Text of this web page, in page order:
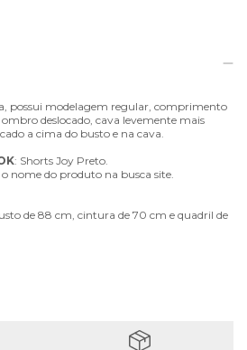
possui modelagem regular, comprimento
deslocado, cava levemente mais
a cima do busto e na cava.
: Shorts Joy Preto.
o nome do produto na busca site.
de 88 cm, cintura de 70 cm e quadril de